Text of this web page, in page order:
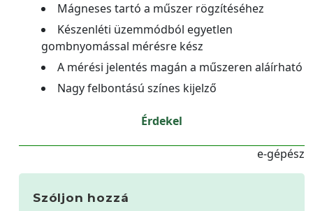
Mágneses tartó a műszer rögzítéséhez
Készenléti üzemmódból egyetlen
gombnyomással mérésre kész
A mérési jelentés magán a műszeren aláírható
Nagy felbontású színes kijelző
Érdekel
e-gépész
Szóljon hozzá